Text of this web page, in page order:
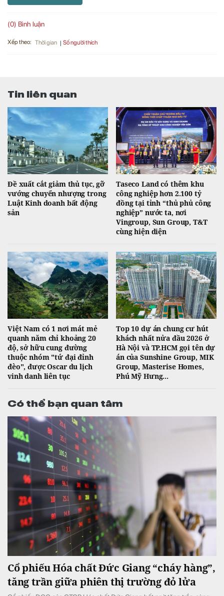
(0) Bình luận
Xếp theo: Thời gian Số người thích
Tin liên quan
Đề xuất cắt giảm thủ tục, gỡ
vướng chuyển nhượng trong
Luật Kinh doanh bất động
sản
Taseco Land có thêm khu
công nghiệp hơn 2.100 tỷ
đồng tại tỉnh “thủ phủ công
nghiệp” nước ta, nơi
Vingroup, Sun Group, T&T
cùng hiện diện
Việt Nam có 1 nơi mát mẻ
quanh năm chỉ khoảng 20
độ, sở hữu cung đường
thuộc nhóm "tứ đại đỉnh
đèo", được Oscar du lịch
vinh danh liên tục
Top 10 dự án chung cư hút
khách nhất nửa đầu 2026 ở
Hà Nội và TP.HCM gọi tên dự
án của Sunshine Group, MIK
Group, Masterise Homes,
Phú Mỹ Hưng...
Có thể bạn quan tâm
Cổ phiếu Hóa chất Đức Giang “cháy hàng”,
tăng trần giữa phiên thị trường đỏ lửa